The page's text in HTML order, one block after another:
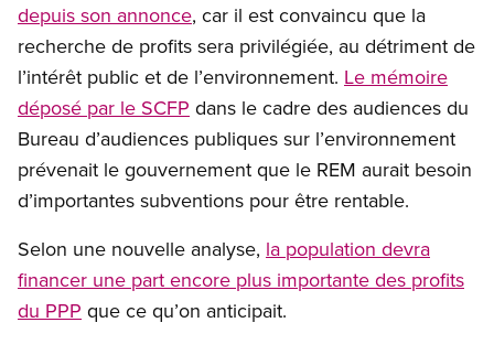
depuis son annonce, car il est convaincu que la
recherche de profits sera privilégiée, au détriment de
l’intérêt public et de l’environnement. Le mémoire
déposé par le SCFP dans le cadre des audiences du
Bureau d’audiences publiques sur l’environnement
prévenait le gouvernement que le REM aurait besoin
d’importantes subventions pour être rentable.
Selon une nouvelle analyse, la population devra
financer une part encore plus importante des profits
du PPP que ce qu’on anticipait.